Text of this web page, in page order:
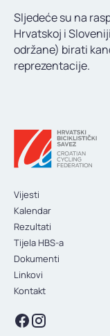
Sljedeće su na
Hrvatskoj i
održane) birati
reprezentacije.
Vijesti
Kalendar
Rezultati
Tijela HBS-a
Dokumenti
Linkovi
Kontakt